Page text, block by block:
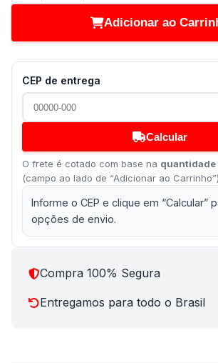
Adicionar ao
CEP de entrega
Calcular
O frete é cotado com base na quantidade
(campo ao lado de “Adicionar ao
Informe o CEP e clique em “Calcular”
opções de envio.
Compra 100% Segura
Entregamos para todo o Brasil